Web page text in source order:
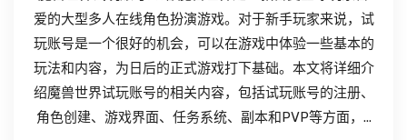
爱的大型多人在线角色扮演游戏。对于新手玩家来说，试
玩账号是一个很好的机会，可以在游戏中体验一些基本的
玩法和内容，为日后的正式游戏打下基础。本文将详细介
绍魔兽世界试玩账号的相关内容，包括试玩账号的注册、
角色创建、游戏界面、任务系统、副本和PVP等方面，...